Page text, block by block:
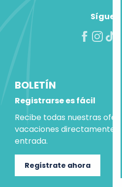
BOLETÍN
Registrarse es fácil
Recibe todas nuestras
vacaciones directamente
entrada.
Regístrate ahora